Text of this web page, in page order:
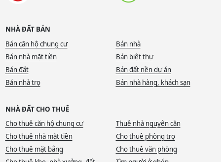
NHÀ ĐẤT BÁN
Bán căn hộ chung cư
Bán nhà
Bán nhà mặt tiền
Bán biệt thự
Bán đất
Bán đất nền dự án
Bán nhà trọ
Bán nhà hàng, khách sạn
NHÀ ĐẤT CHO THUÊ
Cho thuê căn hộ chung cư
Thuê nhà nguyên căn
Cho thuê nhà mặt tiền
Cho thuê phòng trọ
Cho thuê mặt bằng
Cho thuê văn phòng